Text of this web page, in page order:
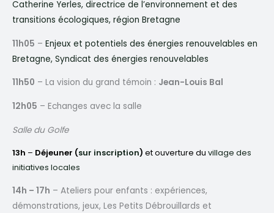
Catherine Yerles, directrice de l’environnement et des
transitions écologiques, région Bretagne
11h05 – Enjeux et potentiels des énergies renouvelables en
Bretagne, Syndicat des énergies renouvelables
11h50 – La vision du grand témoin : Jean-Louis Bal
12h05 – Echanges avec la salle
Salle du Golfe
13h – Déjeuner (sur inscription) et ouverture du village des
initiatives locales
14h – 17h – Ateliers pour enfants : expériences,
démonstrations, jeux, Les Petits Débrouillards et